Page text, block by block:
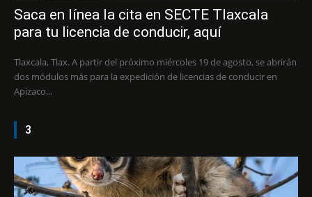
Saca en línea la cita en SECTE Tlaxcala
para tu licencia de conducir, aquí
Tlaxcala, Tlax. A partir del próximo miércoles 19 de agosto, se abrirán
dos módulos más para la expedición de licencias de conducir en
Apizaco...
3